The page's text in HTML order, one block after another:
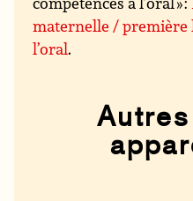
maternelle / première
l’oral.